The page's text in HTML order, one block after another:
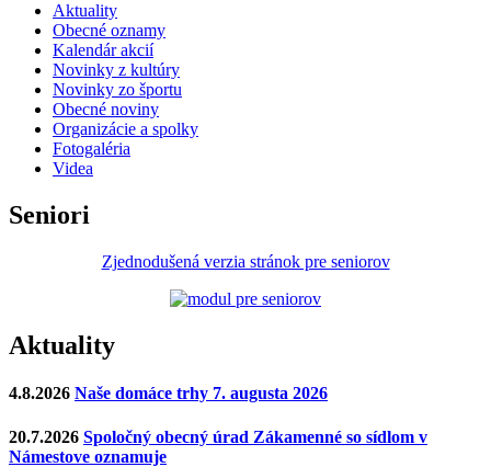
Aktuality
Obecné oznamy
Kalendár akcií
Novinky z kultúry
Novinky zo športu
Obecné noviny
Organizácie a spolky
Fotogaléria
Videa
Seniori
Zjednodušená verzia stránok pre seniorov
Aktuality
4.8.2026 Naše domáce trhy 7. augusta 2026
20.7.2026 Spoločný obecný úrad Zákamenné so sídlom v
Námestove oznamuje